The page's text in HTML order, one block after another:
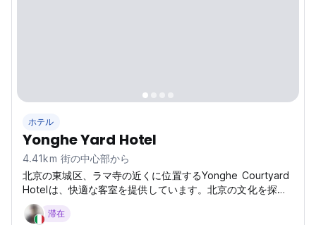
ホテル
Yonghe Yard Hotel
4.41km 街の中心部から
北京の東城区、ラマ寺の近くに位置するYonghe Courtyard
Hotelは、快適な客室を提供しています。北京の文化を探索
するのに最適なスポットです。(Auto-translated from
original language)
滞在